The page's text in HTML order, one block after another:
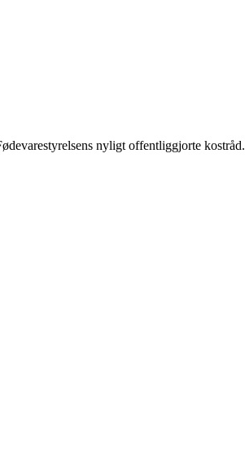
nyligt offentliggjorte kostråd.